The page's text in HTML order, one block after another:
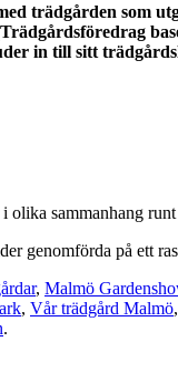
trädgården som
in till sitt
olika sammanhang
genomförda på ett
, Malmö
, Vår trädgård Malmö,
.